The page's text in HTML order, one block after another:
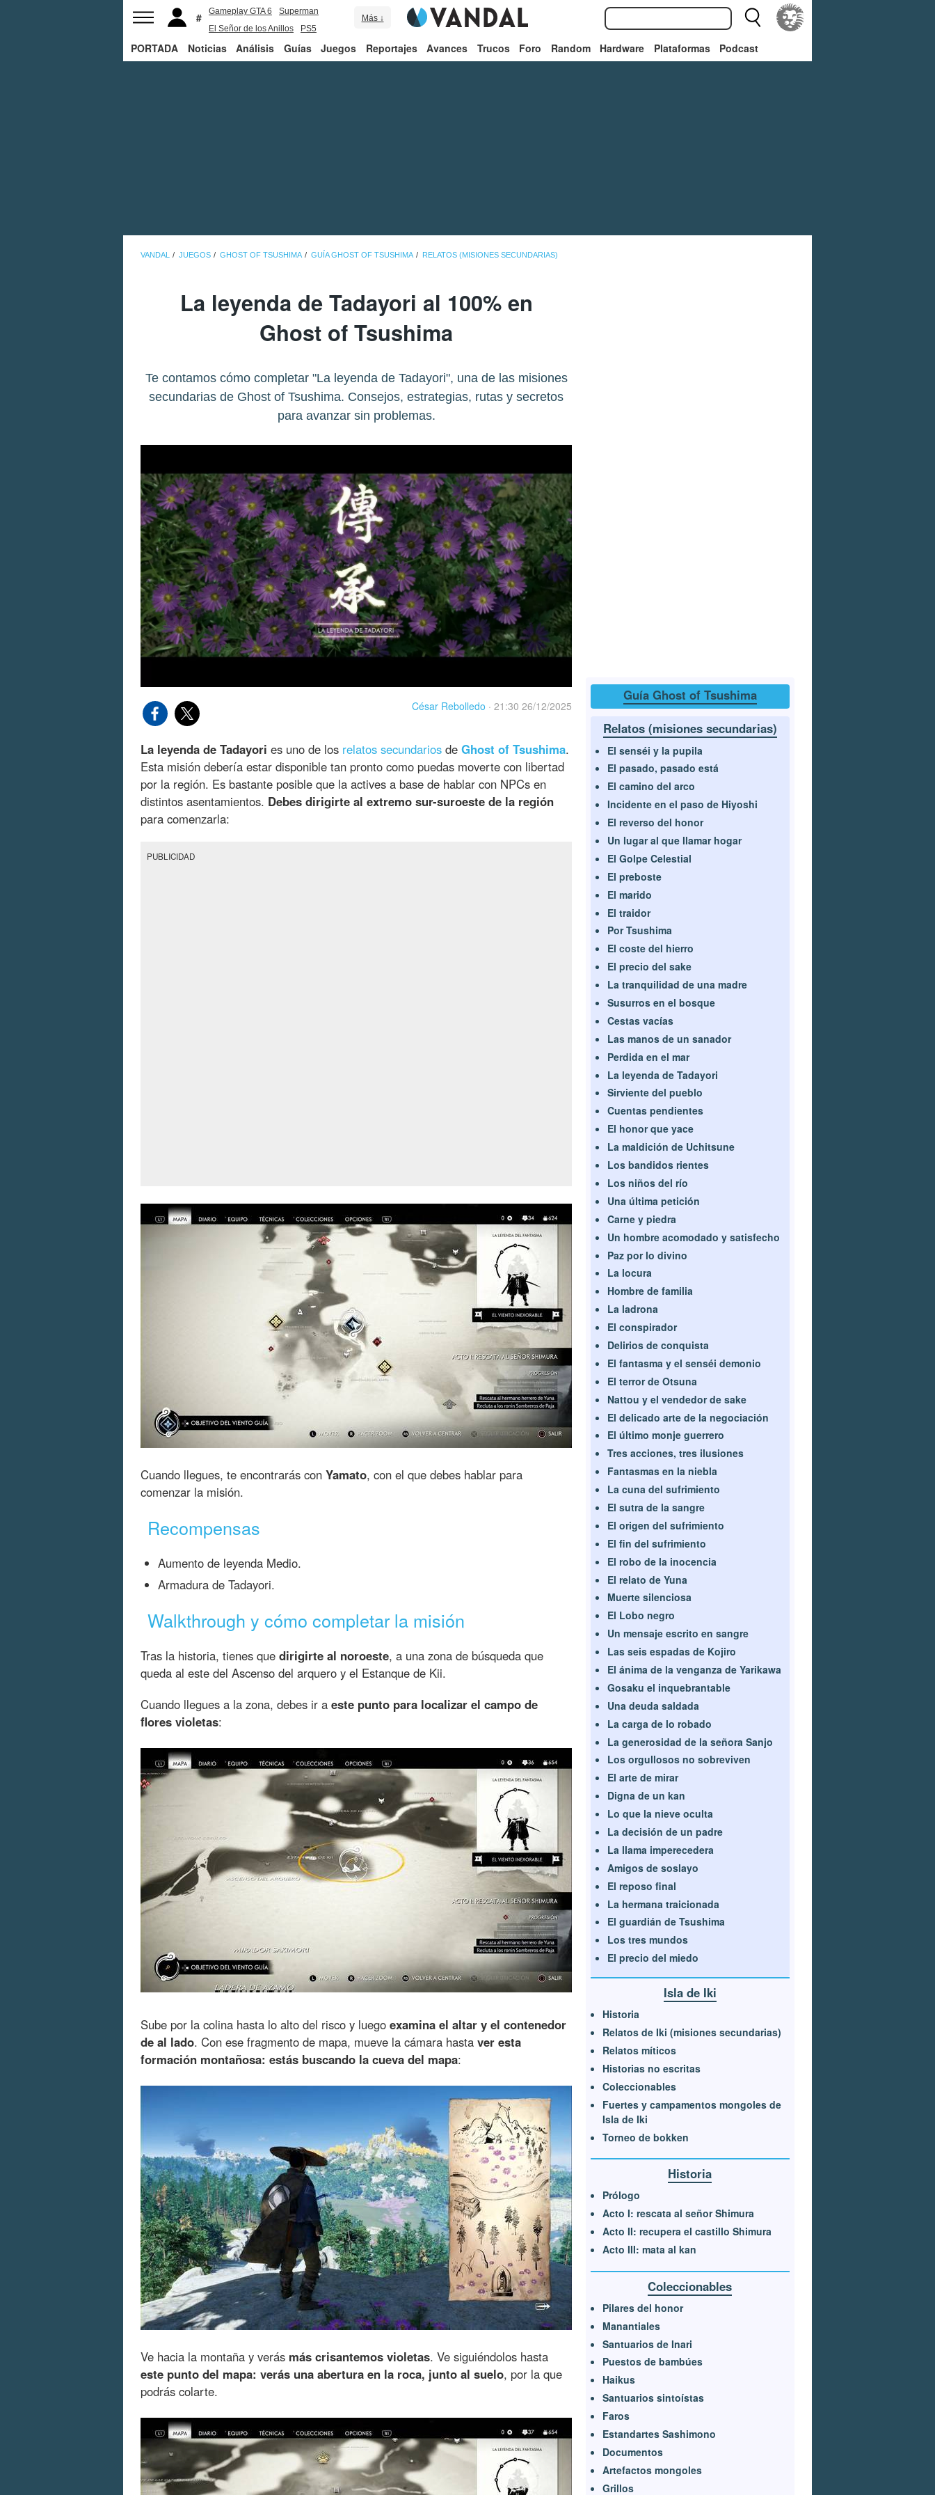
Gameplay GTA 6
Superman
El Señor de los Anillos
PS5
Más ↓
PORTADA Noticias Análisis Guías Juegos Reportajes Avances Trucos Foro Random Hardware Plataformas Podcast
VANDAL JUEGOS GHOST OF TSUSHIMA GUÍA GHOST OF TSUSHIMA RELATOS (MISIONES SECUNDARIAS)
La leyenda de Tadayori al 100% en
Ghost of Tsushima
Te contamos cómo completar "La leyenda de Tadayori", una de las misiones
secundarias de Ghost of Tsushima. Consejos, estrategias, rutas y secretos
para avanzar sin problemas.
César Rebolledo · 21:30 26/12/2025
La leyenda de Tadayori es uno de los relatos secundarios de Ghost of Tsushima.
Esta misión debería estar disponible tan pronto como puedas moverte con libertad
por la región. Es bastante posible que la actives a base de hablar con NPCs en
distintos asentamientos. Debes dirigirte al extremo sur-suroeste de la región
para comenzarla:
PUBLICIDAD
Cuando llegues, te encontrarás con Yamato, con el que debes hablar para
comenzar la misión.
Recompensas
Aumento de leyenda Medio.
Armadura de Tadayori.
Walkthrough y cómo completar la misión
Tras la historia, tienes que dirigirte al noroeste, a una zona de búsqueda que
queda al este del Ascenso del arquero y el Estanque de Kii.
Cuando llegues a la zona, debes ir a este punto para localizar el campo de
flores violetas:
Sube por la colina hasta lo alto del risco y luego examina el altar y el contenedor
de al lado. Con ese fragmento de mapa, mueve la cámara hasta ver esta
formación montañosa: estás buscando la cueva del mapa:
Ve hacia la montaña y verás más crisantemos violetas. Ve siguiéndolos hasta
este punto del mapa: verás una abertura en la roca, junto al suelo, por la que
podrás colarte.
Guía Ghost of Tsushima
Relatos (misiones secundarias)
El senséi y la pupila
El pasado, pasado está
El camino del arco
Incidente en el paso de Hiyoshi
El reverso del honor
Un lugar al que llamar hogar
El Golpe Celestial
El preboste
El marido
El traidor
Por Tsushima
El coste del hierro
El precio del sake
La tranquilidad de una madre
Susurros en el bosque
Cestas vacías
Las manos de un sanador
Perdida en el mar
La leyenda de Tadayori
Sirviente del pueblo
Cuentas pendientes
El honor que yace
La maldición de Uchitsune
Los bandidos rientes
Los niños del río
Una última petición
Carne y piedra
Un hombre acomodado y satisfecho
Paz por lo divino
La locura
Hombre de familia
La ladrona
El conspirador
Delirios de conquista
El fantasma y el senséi demonio
El terror de Otsuna
Nattou y el vendedor de sake
El delicado arte de la negociación
El último monje guerrero
Tres acciones, tres ilusiones
Fantasmas en la niebla
La cuna del sufrimiento
El sutra de la sangre
El origen del sufrimiento
El fin del sufrimiento
El robo de la inocencia
El relato de Yuna
Muerte silenciosa
El Lobo negro
Un mensaje escrito en sangre
Las seis espadas de Kojiro
El ánima de la venganza de Yarikawa
Gosaku el inquebrantable
Una deuda saldada
La carga de lo robado
La generosidad de la señora Sanjo
Los orgullosos no sobreviven
El arte de mirar
Digna de un kan
Lo que la nieve oculta
La decisión de un padre
La llama imperecedera
Amigos de soslayo
El reposo final
La hermana traicionada
El guardián de Tsushima
Los tres mundos
El precio del miedo
Isla de Iki
Historia
Relatos de Iki (misiones secundarias)
Relatos míticos
Historias no escritas
Coleccionables
Fuertes y campamentos mongoles de
Isla de Iki
Torneo de bokken
Historia
Prólogo
Acto I: rescata al señor Shimura
Acto II: recupera el castillo Shimura
Acto III: mata al kan
Coleccionables
Pilares del honor
Manantiales
Santuarios de Inari
Puestos de bambúes
Haikus
Santuarios sintoístas
Faros
Estandartes Sashimono
Documentos
Artefactos mongoles
Grillos